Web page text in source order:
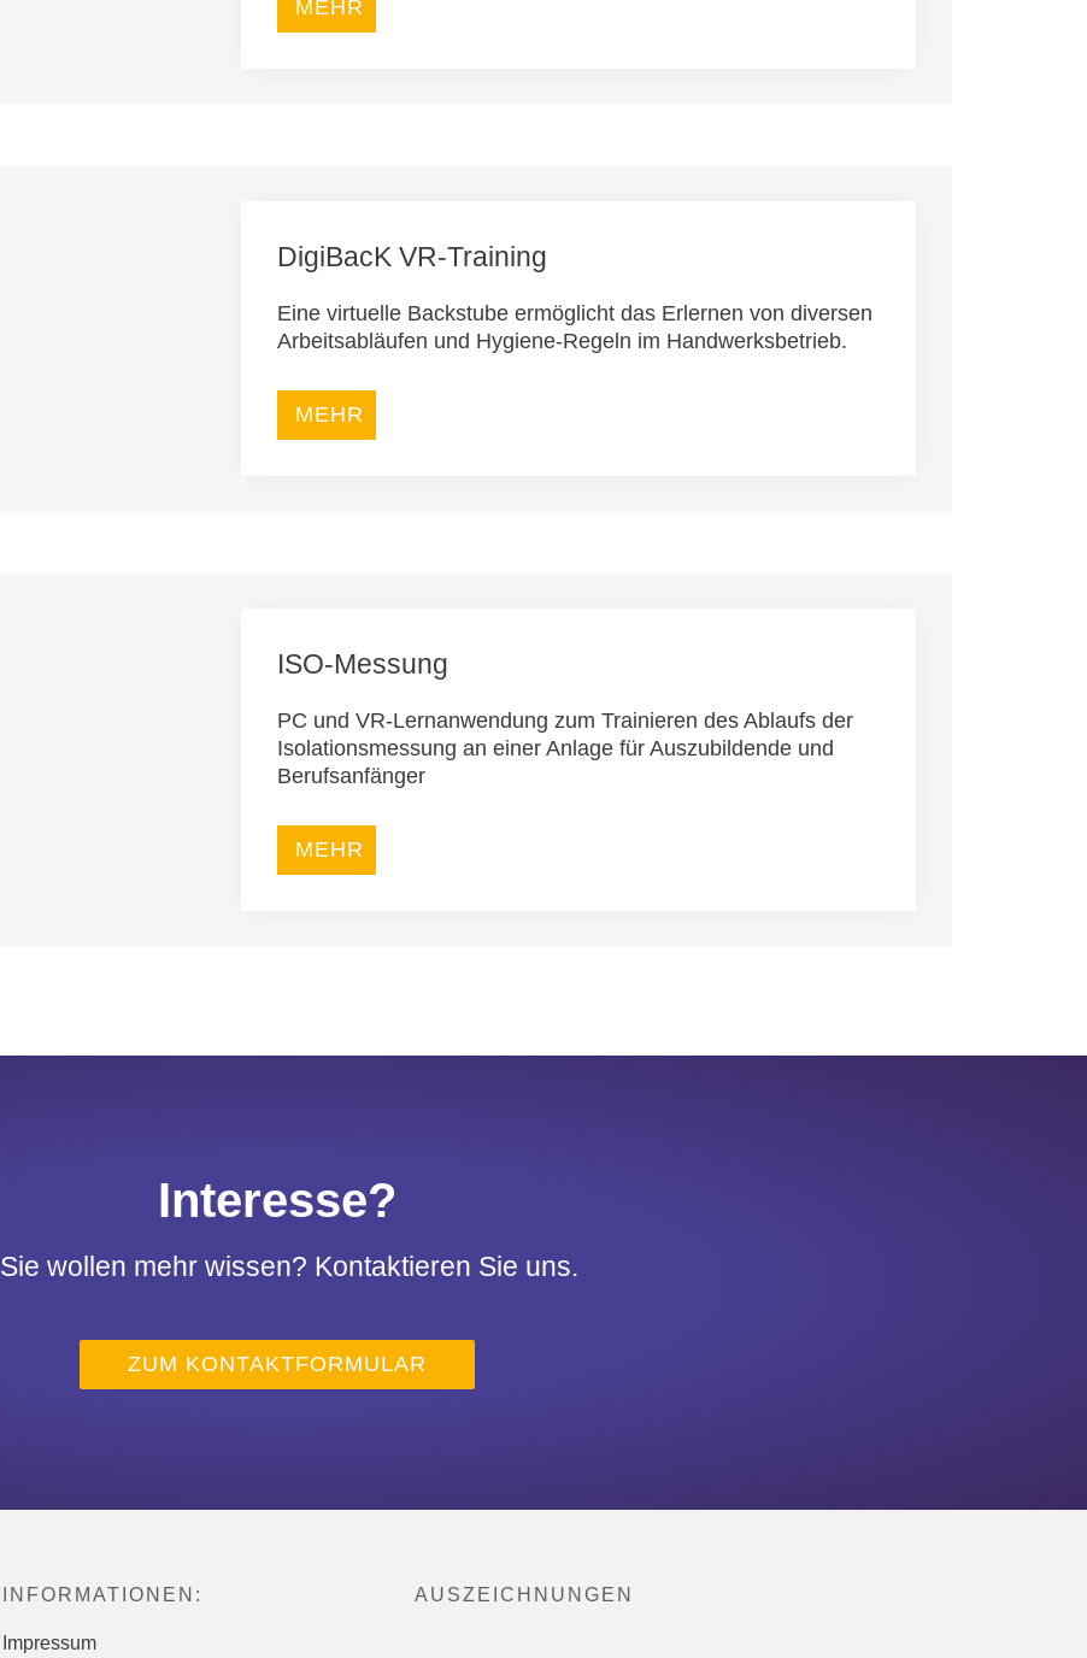
MEHR
DigiBacK VR-Training
Eine virtuelle Backstube ermöglicht das Erlernen von diversen
Arbeitsabläufen und Hygiene-Regeln im Handwerksbetrieb.
MEHR
ISO-Messung
PC und VR-Lernanwendung zum Trainieren des Ablaufs der
Isolationsmessung an einer Anlage für Auszubildende und
Berufsanfänger
MEHR
Interesse?
Sie wollen mehr wissen? Kontaktieren Sie uns.
ZUM KONTAKTFORMULAR
INFORMATIONEN:
Impressum
AUSZEICHNUNGEN